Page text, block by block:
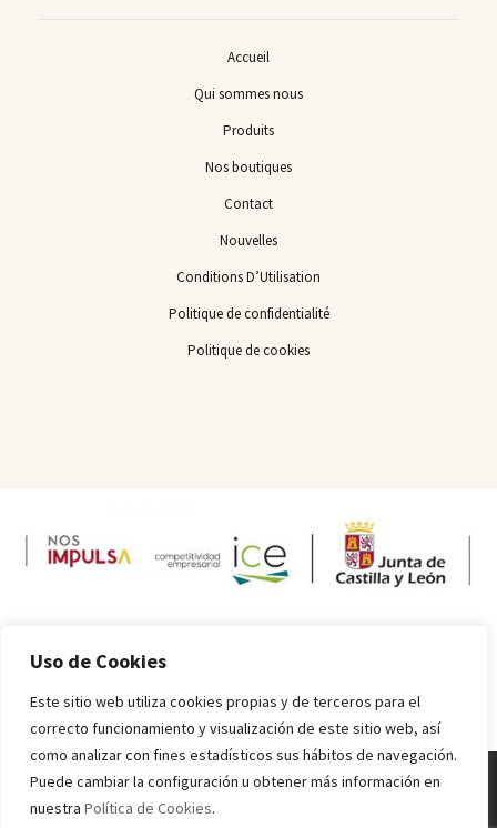
Uso de Cookies
Este sitio web utiliza cookies propias y de terceros para el
correcto funcionamiento y visualización de este sitio web, así
como analizar con fines estadísticos sus hábitos de navegación.
Puede cambiar la configuración u obtener más información en
nuestra Política de Cookies.
Accueil
Qui sommes nous
Produits
Nos boutiques
Contact
Nouvelles
Conditions D’Utilisation
Politique de confidentialité
Politique de cookies
Melquiades Rodríguez© 2016 - 2024 Todos los derechos reservados.